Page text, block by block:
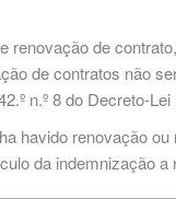
de
de contratos não
n.º 8 do Decreto-
havido renovação
da indemnização a